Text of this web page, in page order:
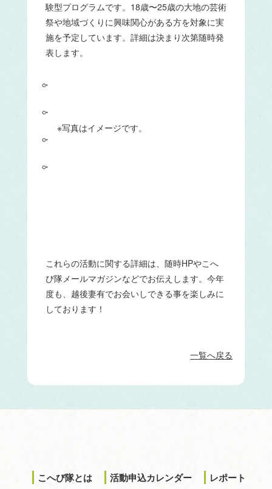
験型プログラムです。18歳〜25歳の大地の芸術
祭や地域づくりに興味関心がある方を対象に実
施を予定しています。詳細は決まり次第随時発
表します。
※写真はイメージです。
これらの活動に関する詳細は、随時HPやこへ
び隊メールマガジンなどでお伝えします。今年
度も、越後妻有でお会いしできる事を楽しみに
しております！
一覧へ戻る
こへび隊とは 活動申込カレンダー レポート